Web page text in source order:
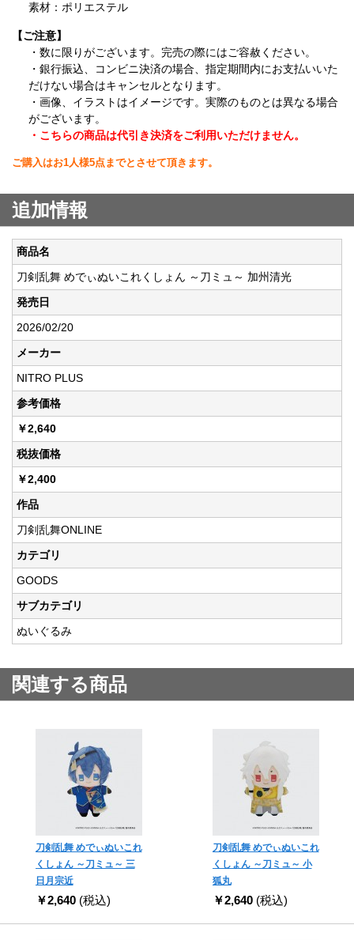
素材：ポリエステル
【ご注意】
・数に限りがございます。完売の際にはご容赦ください。
・銀行振込、コンビニ決済の場合、指定期間内にお支払いいた
だけない場合はキャンセルとなります。
・画像、イラストはイメージです。実際のものとは異なる場合
がございます。
・こちらの商品は代引き決済をご利用いただけません。
ご購入はお1人様5点までとさせて頂きます。
追加情報
商品名
刀剣乱舞 めでぃぬいこれくしょん ～刀ミュ～ 加州清光
発売日
2026/02/20
メーカー
NITRO PLUS
参考価格
￥2,640
税抜価格
￥2,400
作品
刀剣乱舞ONLINE
カテゴリ
GOODS
サブカテゴリ
ぬいぐるみ
関連する商品
刀剣乱舞 めでぃぬいこれ
くしょん ～刀ミュ～ 三
日月宗近
￥2,640 (税込)
刀剣乱舞 めでぃぬいこれ
くしょん ～刀ミュ～ 小
狐丸
￥2,640 (税込)